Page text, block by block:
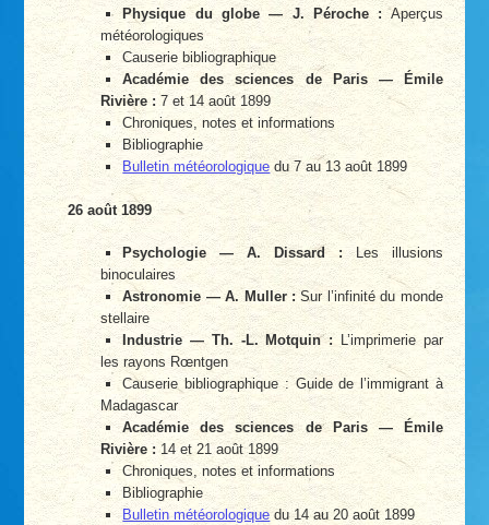
Physique du globe — J. Péroche : Aperçus
météorologiques
Causerie bibliographique
Académie des sciences de Paris — Émile
Rivière : 7 et 14 août 1899
Chroniques, notes et informations
Bibliographie
Bulletin météorologique du 7 au 13 août 1899
26 août 1899
Psychologie — A. Dissard :Les illusions
binoculaires
Astronomie — A. Muller : Sur l’infinité du monde
stellaire
Industrie — Th. -L. Motquin : L’imprimerie par
les rayons Rœntgen
Causerie bibliographique : Guide de l’immigrant à
Madagascar
Académie des sciences de Paris — Émile
Rivière : 14 et 21 août 1899
Chroniques, notes et informations
Bibliographie
Bulletin météorologiquedu 14 au 20 août 1899